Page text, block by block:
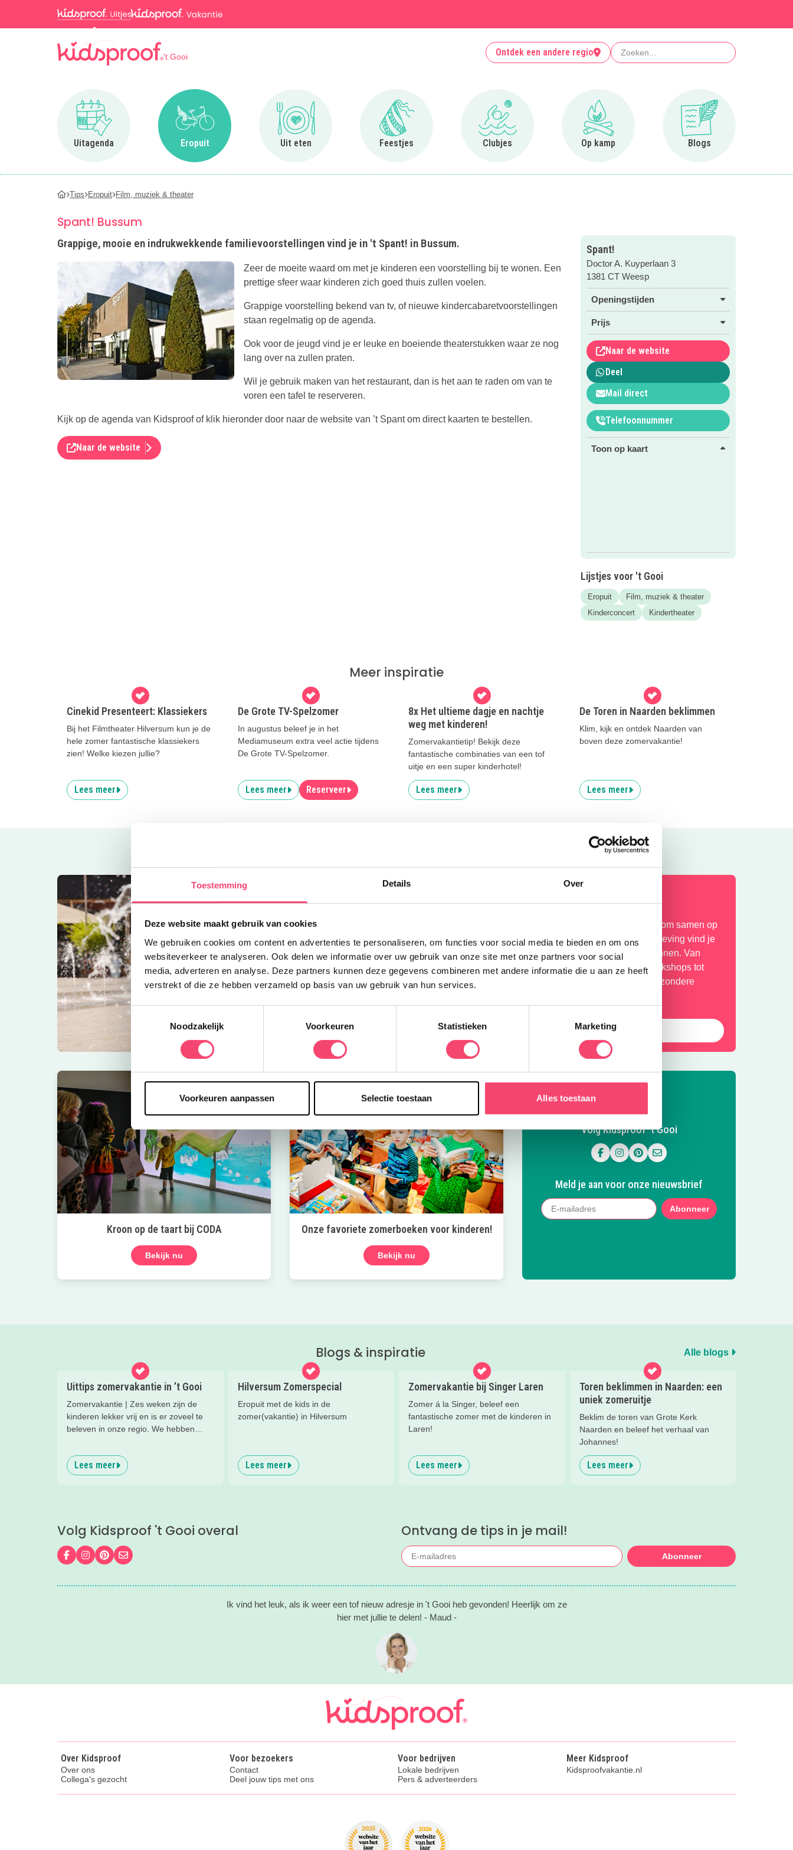
Toestemming Details Over
Deze website maakt gebruik van cookies
We gebruiken cookies om content en advertenties te personaliseren, om functies voor social media te bieden en om ons
websiteverkeer te analyseren. Ook delen we informatie over uw gebruik van onze site met onze partners voor social
media, adverteren en analyse. Deze partners kunnen deze gegevens combineren met andere informatie die u aan ze heeft
verstrekt of die ze hebben verzameld op basis van uw gebruik van hun services.
Noodzakelijk
Voorkeuren Statistieken Marketing
Voorkeuren aanpassen Selectie toestaan Alles toestaan
't Gooi Ontdek een andere regio Zoeken
Uitagenda
Ga naar Uitagenda
Eropuit
Ga naar Eropuit
Uit eten
Ga naar Uit eten
Feestjes
Ga naar Feestjes
Clubjes
Ga naar Clubjes
Op kamp
Ga naar Op kamp
Blogs
Ga naar Blogs
Tips Eropuit Film, muziek & theater
Spant! Bussum
Grappige, mooie en indrukwekkende familievoorstellingen vind je in 't Spant! in Bussum.
Zeer de moeite waard om met je kinderen een voorstelling bij te wonen. Een
prettige sfeer waar kinderen zich goed thuis zullen voelen.
Grappige voorstelling bekend van tv, of nieuwe kindercabaretvoorstellingen
staan regelmatig op de agenda.
Ook voor de jeugd vind je er leuke en boeiende theaterstukken waar ze nog
lang over na zullen praten.
Wil je gebruik maken van het restaurant, dan is het aan te raden om van te
voren een tafel te reserveren.
Kijk op de agenda van Kidsproof of klik hieronder door naar de website van ’t Spant om direct kaarten te bestellen.
Naar de website
Spant!
Doctor A. Kuyperlaan 3
1381 CT Weesp
Openingstijden
Prijs
Naar de website
Deel
Mail direct
Telefoonnummer
Toon op kaart
Lijstjes voor 't Gooi
Eropuit
Film, muziek & theater
Kinderconcert
Kindertheater
Meer inspiratie
Cinekid Presenteert: Klassiekers
Bij het Filmtheater Hilversum kun je de
hele zomer fantastische klassiekers
zien! Welke kiezen jullie?
Lees meer
De Grote TV-Spelzomer
In augustus beleef je in het
Mediamuseum extra veel actie tijdens
De Grote TV-Spelzomer.
Lees meer Reserveer
8x Het ultieme dagje en nachtje
weg met kinderen!
Zomervakantietip! Bekijk deze
fantastische combinaties van een tof
uitje en een super kinderhotel!
Lees meer
De Toren in Naarden beklimmen
Klim, kijk en ontdek Naarden van
boven deze zomervakantie!
Lees meer
De zomervakantie is hét moment om samen op
pad te gaan. In Hilversum en omgeving vind je
volop leuke activiteiten voor gezinnen. Van
natuuravonturen en creatieve workshops tot
kinderfilms, sportieve uitjes en bijzondere
bekijk ze allemaal
Kroon op de taart bij CODA
Bekijk nu
Onze favoriete zomerboeken voor kinderen!
Bekijk nu
Volg Kidsproof 't Gooi
Volg ons op Facebook
Volg ons op Instagram
Volg ons op Pinterest
Mail ons
Meld je aan voor onze nieuwsbrief
Abonneer
Blogs & inspiratie Alle blogs
Uittips zomervakantie in ’t Gooi
Zomervakantie | Zes weken zijn de
kinderen lekker vrij en is er zoveel te
beleven in onze regio. We hebben
rijtje gezet.
Lees meer
Hilversum Zomerspecial
Eropuit met de kids in de
zomer(vakantie) in Hilversum
Lees meer
Zomervakantie bij Singer Laren
Zomer á la Singer, beleef een
fantastische zomer met de kinderen in
Laren!
Lees meer
Toren beklimmen in Naarden: een
uniek zomeruitje
Beklim de toren van Grote Kerk
Naarden en beleef het verhaal van
Johannes!
Lees meer
Volg Kidsproof 't Gooi overal
Volg ons op Facebook
Volg ons op Instagram
Volg ons op Pinterest
Mail ons
Ontvang de tips in je mail!
Abonneer
Ik vind het leuk, als ik weer een tof nieuw adresje in 't Gooi heb gevonden! Heerlijk om ze
hier met jullie te delen! - Maud -
Over Kidsproof
Over ons
Collega's gezocht
Voor bezoekers
Contact
Deel jouw tips met ons
Voor bedrijven
Lokale bedrijven
Pers & adverteerders
Meer Kidsproof
Kidsproofvakantie.nl